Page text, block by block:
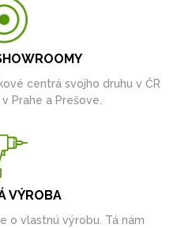
centrá svojho druhu v ČR
Prahe a Prešove.
VÝROBA
o vlastnú výrobu. Tá nám